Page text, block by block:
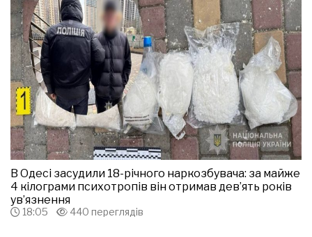
В Одесі засудили 18-річного наркозбувача: за майже
4 кілограми психотропів він отримав дев’ять років
ув’язнення
18:05 440 переглядів